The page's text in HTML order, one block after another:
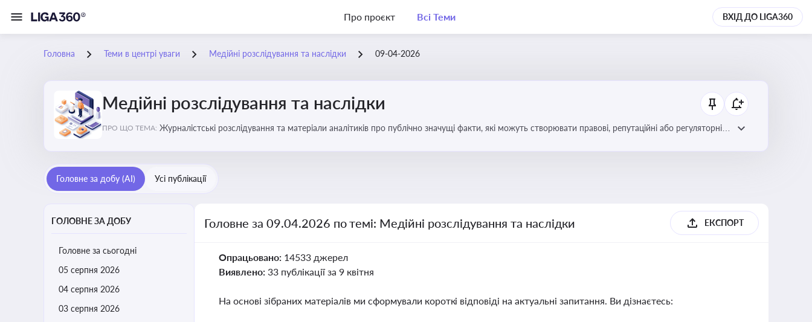
Про проєкт Всі Теми ВХІД ДО LIGA360
Головна Теми в центрі уваги Медійні розслідування та наслідки 09-04-2026
Медійні розслідування та наслідки
ПРО ЩО ТЕМА: Журналістські розслідування та матеріали аналітиків про публічно значущі факти, які можуть створювати правові, репутаційні або регуляторні
Головне за добу (AI) Усі публікації
ГОЛОВНЕ ЗА ДОБУ
Головне за сьогодні
05 серпня 2026
04 серпня 2026
03 серпня 2026
Головне за 09.04.2026 по темі: Медійні розслідування та наслідки ЕКСПОРТ
Опрацьовано: 14533 джерел
Виявлено: 33 публікації за 9 квітня
На основі зібраних матеріалів ми сформували короткі відповіді на актуальні запитання. Ви дізнаєтесь: